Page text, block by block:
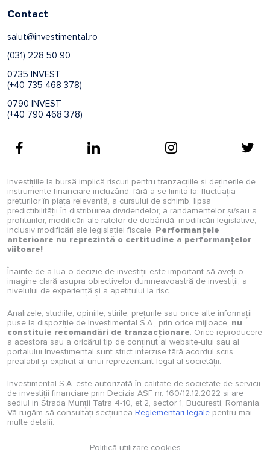
Contact
salut@investimental.ro
(031) 228 50 90
0735 INVEST
(+40 735 468 378)
0790 INVEST
(+40 790 468 378)
Investițiile la bursă implică riscuri pentru tranzacțiile și deținerile de
instrumente financiare incluzând, fără a se limita la: fluctuația
preturilor în piața relevantă, a cursului de schimb, lipsa
predictibilității în distribuirea dividendelor, a randamentelor și/sau a
profiturilor, modificări ale ratelor de dobândă, modificări legislative,
inclusiv modificări ale legislației fiscale. Performanțele
anterioare nu reprezintă o certitudine a performanțelor
viitoare!
Înainte de a lua o decizie de investiții este important să aveți o
imagine clară asupra obiectivelor dumneavoastră de investiții, a
nivelului de experiență și a apetitului la risc.
Analizele, studiile, opiniile, știrile, prețurile sau orice alte informații
puse la dispoziție de Investimental S.A., prin orice mijloace, nu
constituie recomandări de tranzacționare. Orice reproducere
a acestora sau a oricărui tip de conținut al website-ului sau al
portalului Investimental sunt strict interzise fără acordul scris
prealabil și explicit al unui reprezentant legal al societății.
Investimental S.A. este autorizată în calitate de societate de servicii
de investiții financiare prin Decizia ASF nr. 160/12.12.2022 si are
sediul in Strada Munții Tatra 4-10, et.2, sector 1, București, Romania.
Vă rugăm să consultați secțiunea Reglementari legale pentru mai
multe detalii.
Politică utilizare cookies